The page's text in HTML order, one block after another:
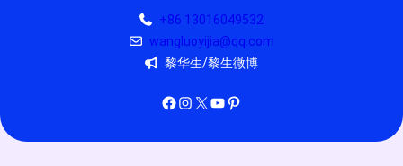
+86 13016049532
wangluoyijia@qq.com
黎华生/黎生微博
Facebook Instagram X YouTube Pinterest